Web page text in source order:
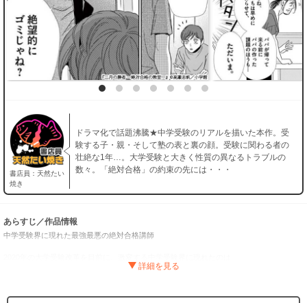
（６）
必要ポイント： 690
購入する
（７）
購入する
（８）
必要ポイント：690
（９）
書店員：天然たい
焼き
ドラマ化で話題沸騰★中学受験のリアルを描いた本作。受
験する子・親・そして塾の表と裏の顔。受験に関わる者の
壮絶な1年…。大学受験と大きく性質の異なるトラブルの
数々。「絶対合格」の約束の先には・・・
あらすじ／作品情報
中学受験界に現れた最強最悪の絶対合格講師
生徒を第一志望校に絶対合格させる最強最悪の塾講師・黒木蔵人！
圧倒的なリアリティーでえぐりだす衝撃の問題作！